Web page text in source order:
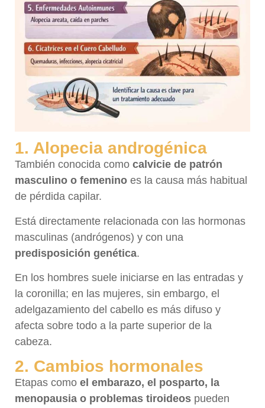
1. Alopecia androgénica
También conocida como calvicie de patrón
masculino o femenino es la causa más habitual
de pérdida capilar.
Está directamente relacionada con las hormonas
masculinas (andrógenos) y con una
predisposición genética.
En los hombres suele iniciarse en las entradas y
la coronilla; en las mujeres, sin embargo, el
adelgazamiento del cabello es más difuso y
afecta sobre todo a la parte superior de la
cabeza.
2. Cambios hormonales
Etapas como el embarazo, el posparto, la
menopausia o problemas tiroideos pueden